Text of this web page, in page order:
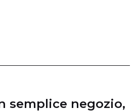
semplice negozio,